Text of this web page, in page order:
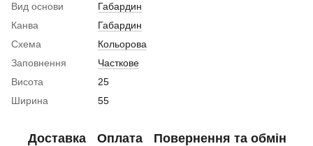
Вид основи
Габардин
Канва
Габардин
Схема
Кольорова
Заповнення
Часткове
Висота
25
Ширина
55
Доставка Оплата Повернення та обмін